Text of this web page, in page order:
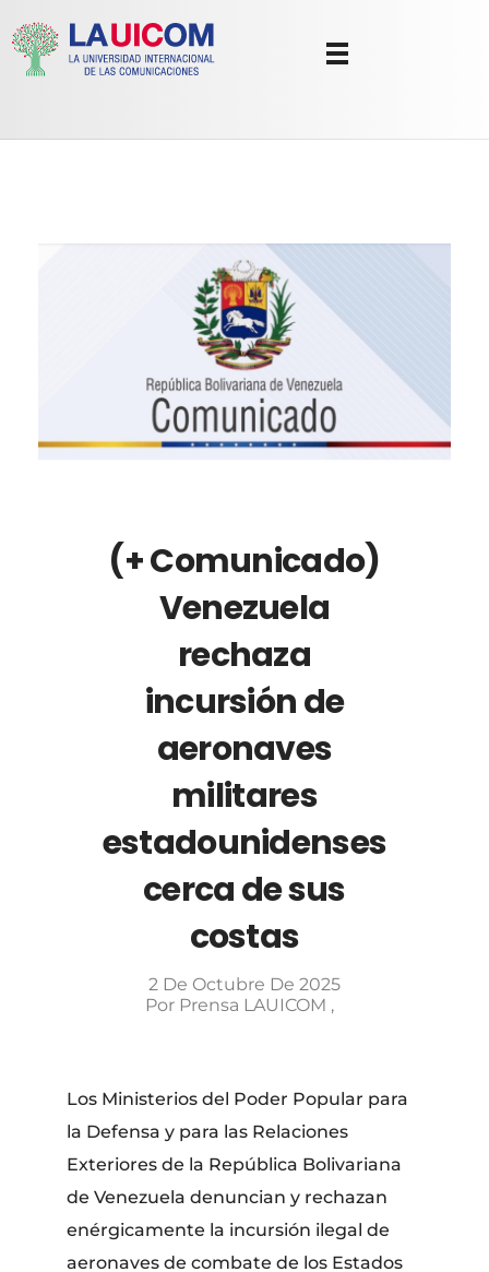
(+ Comunicado)
Venezuela
rechaza
incursión de
aeronaves
militares
estadounidenses
cerca de sus
costas
2 De Octubre De 2025
Por Prensa LAUICOM
Los Ministerios del Poder Popular para
la Defensa y para las Relaciones
Exteriores de la República Bolivariana
de Venezuela denuncian y rechazan
enérgicamente la incursión ilegal de
aeronaves de combate de los Estados